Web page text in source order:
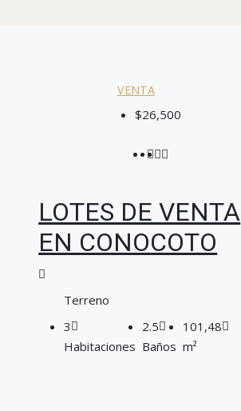
VENTA
$26,500
LOTES DE VENTA
EN CONOCOTO
Terreno
3
Habitaciones
2.5
Baños
101,48
m²